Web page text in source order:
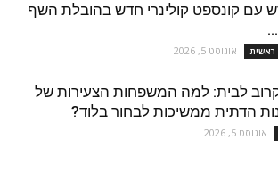
עם קונספט קולינרי חדש בהובלת השף
אוגוסט 5, 2026
לבית: למה המשפחות הצעירות של
הדתית ממשיכות לבחור בלוד?
אוגוסט 5, 2026